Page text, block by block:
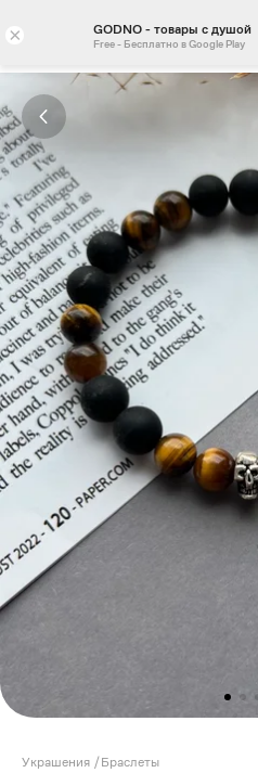
× GODNO - товары с душой
Free - Бесплатно в Google Play
Украшения /Браслеты